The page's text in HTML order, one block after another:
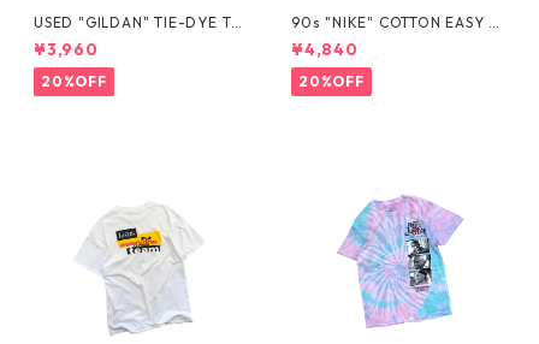
USED "GILDAN" TIE-DYE TE
E
¥3,960
20%OFF
90s "NIKE" COTTON EASY S
HORTS
¥4,840
20%OFF